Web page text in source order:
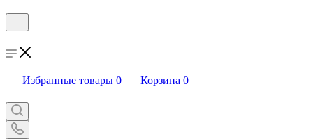
Избранные товары 0 Корзина 0